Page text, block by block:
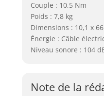
Couple : 10,5 Nm
Poids : 7,8 kg
Dimensions : 10,1 x
Énergie : Câble
Niveau sonore : 104
Note de la